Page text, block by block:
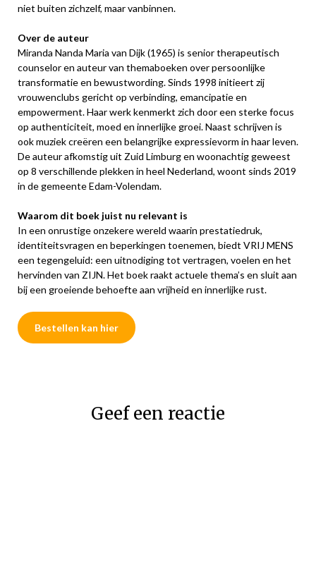
niet buiten zichzelf, maar vanbinnen.
Over de auteur
Miranda Nanda Maria van Dijk (1965) is senior therapeutisch
counselor en auteur van themaboeken over persoonlijke
transformatie en bewustwording. Sinds 1998 initieert zij
vrouwenclubs gericht op verbinding, emancipatie en
empowerment. Haar werk kenmerkt zich door een sterke focus
op authenticiteit, moed en innerlijke groei. Naast schrijven is
ook muziek creëren een belangrijke expressievorm in haar leven.
De auteur afkomstig uit Zuid Limburg en woonachtig geweest
op 8 verschillende plekken in heel Nederland, woont sinds 2019
in de gemeente Edam-Volendam.
Waarom dit boek juist nu relevant is
In een onrustige onzekere wereld waarin prestatiedruk,
identiteitsvragen en beperkingen toenemen, biedt VRIJ MENS
een tegengeluid: een uitnodiging tot vertragen, voelen en het
hervinden van ZIJN. Het boek raakt actuele thema’s en sluit aan
bij een groeiende behoefte aan vrijheid en innerlijke rust.
Bestellen kan hier
Geef een reactie